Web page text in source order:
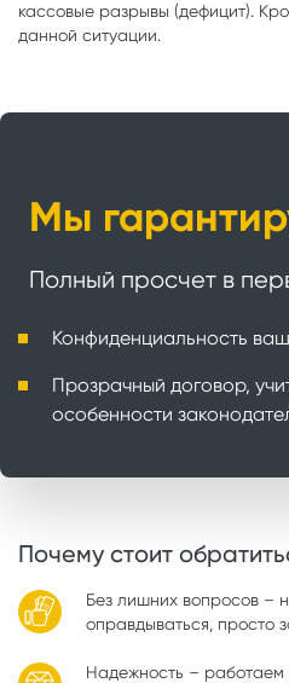
кассовые разрывы (дефицит).
данной ситуации.
Мы
Полный просчет в
Конфиденциальность
Прозрачный договор,
особенности
Почему стоит
Без лишних вопросов –
оправдываться, просто
Надежность – работаем